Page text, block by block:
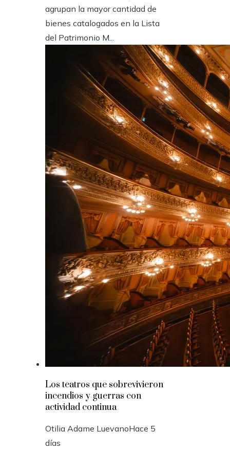
agrupan la mayor cantidad de
bienes catalogados en la Lista
del Patrimonio M...
Los teatros que sobrevivieron
incendios y guerras con
actividad continua
Otilia Adame LuevanoHace 5
días